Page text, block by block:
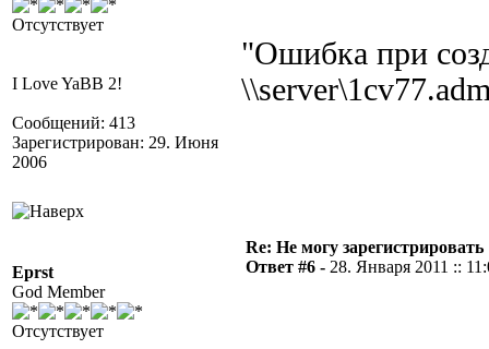
Отсутствует
I Love YaBB 2!
Сообщений: 413
Зарегистрирован: 29. Июня
2006
"Ошибка при
Eprst
God Member
Отсутствует
Re: Не могу
Ответ #6 - 28. Января 2011 ::